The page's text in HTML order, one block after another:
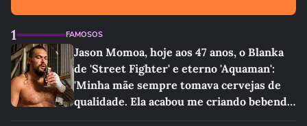
1 FAMOSOS
Jason Momoa, hoje aos 47 anos, o Blanka
de 'Street Fighter' e eterno 'Aquaman':
'Minha mãe sempre tomava cervejas de
qualidade. Ela acabou me criando bebendo